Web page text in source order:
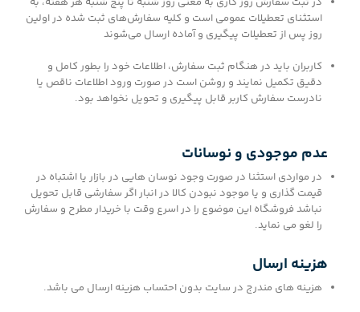
استثنای تعطیلات عمومی است و کلیه سفارش‏‌های ثبت شده در اولین
روز پس از تعطیلات پيگيري و آماده ارسال می‌‏شوند
کاربران باید در هنگام ثبت سفارش، اطلاعات خود را بطور کامل و
دقيق تکمیل نمایند و روشن است در صورت ورود اطلاعات ناقص یا
نادرست سفارش کاربر قابل پیگیری و تحویل نخواهد بود.
عدم موجودي و نوسانات
در مواردی استثنا در صورت وجود نوسان هایی در بازار یا اشتباه در
قیمت گذاری و يا موجود نبودن كالا در انبار اگر سفارشی قابل تحویل
نباشد فروشگاه این موضوع را در اسرع وقت با خریدار مطرح و سفارش
را لغو می نماید.
هزینه ارسال
هزینه های مندرج در سایت بدون احتساب هزینه ارسال می باشد.